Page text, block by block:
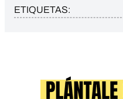
ETIQUETAS: